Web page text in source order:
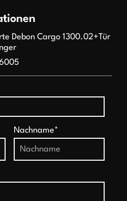
Debon Cargo 1300.02+Tür
Nachname*